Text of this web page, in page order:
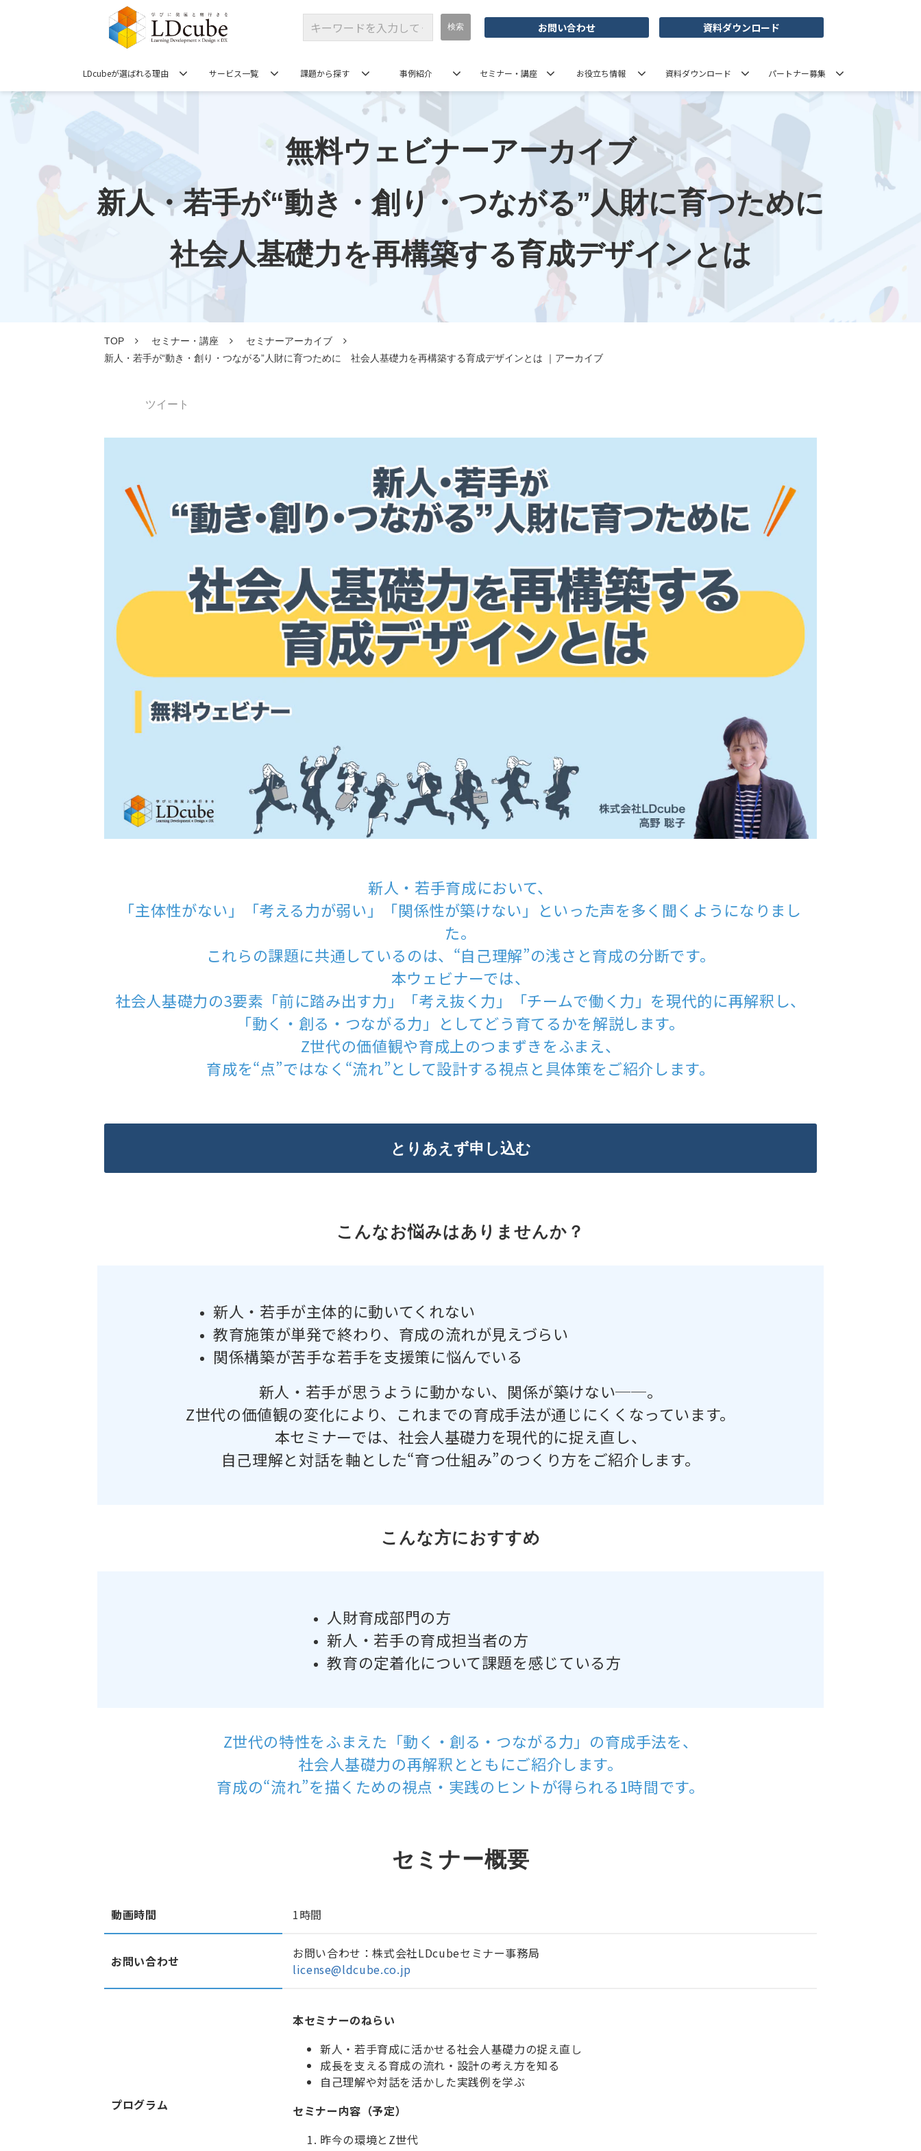
お問い合わせ 資料ダウンロード
LDcubeが選ばれる理由 サービス一覧 課題から探す 事例紹介 セミナー・講座 お役立ち情報 資料ダウンロード パートナー募集
無料ウェビナーアーカイブ
新人・若手が“動き・創り・つながる”人財に育つために
社会人基礎力を再構築する育成デザインとは
TOP セミナー・講座
セミナーアーカイブ
新人・若手が“動き・創り・つながる”人財に育つために 社会人基礎力を再構築する育成デザインとは ｜アーカイブ
ツイート
新人・若手育成において、
「主体性がない」「考える力が弱い」「関係性が築けない」といった声を多く聞くようになりまし
た。
これらの課題に共通しているのは、“自己理解”の浅さと育成の分断です。
本ウェビナーでは、
社会人基礎力の3要素「前に踏み出す力」「考え抜く力」「チームで働く力」を現代的に再解釈し、
「動く・創る・つながる力」としてどう育てるかを解説します。
Z世代の価値観や育成上のつまずきをふまえ、
育成を“点”ではなく“流れ”として設計する視点と具体策をご紹介します。
とりあえず申し込む
こんなお悩みはありませんか？
新人・若手が主体的に動いてくれない
教育施策が単発で終わり、育成の流れが見えづらい
関係構築が苦手な若手を支援策に悩んでいる
新人・若手が思うように動かない、関係が築けない──。
Z世代の価値観の変化により、これまでの育成手法が通じにくくなっています。
本セミナーでは、社会人基礎力を現代的に捉え直し、
自己理解と対話を軸とした“育つ仕組み”のつくり方をご紹介します。
こんな方におすすめ
人財育成部門の方
新人・若手の育成担当者の方
教育の定着化について課題を感じている方
Z世代の特性をふまえた「動く・創る・つながる力」の育成手法を、
社会人基礎力の再解釈とともにご紹介します。
育成の“流れ”を描くための視点・実践のヒントが得られる1時間です。
セミナー概要
動画時間 1時間
お問い合わせ
お問い合わせ：株式会社LDcubeセミナー事務局
license@ldcube.co.jp
プログラム
本セミナーのねらい
新人・若手育成に活かせる社会人基礎力の捉え直し
成長を支える育成の流れ・設計の考え方を知る
自己理解や対話を活かした実践例を学ぶ
セミナー内容（予定）
昨今の環境とZ世代